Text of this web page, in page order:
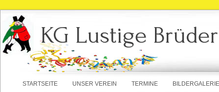
KG Lustige
STARTSEITE UNSER VEREIN TERMINE BILDERGALERIE